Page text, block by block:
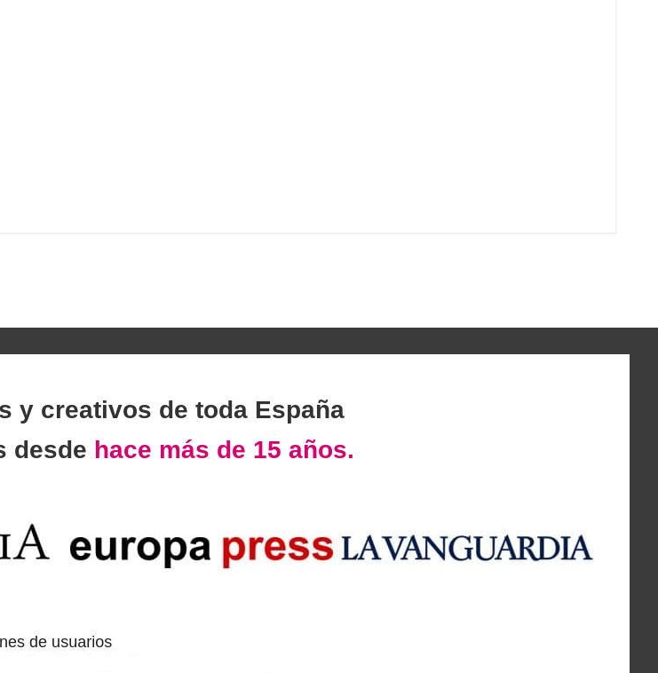
y creativos de toda España
desde hace más de 15 años.